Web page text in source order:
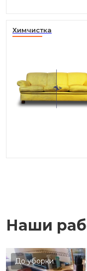
Химчистка
Наши
До уборки